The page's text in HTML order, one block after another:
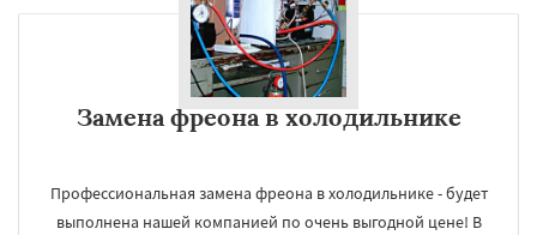
Замена фреона в холодильнике
Профессиональная замена фреона в холодильнике - будет
выполнена нашей компанией по очень выгодной цене! В